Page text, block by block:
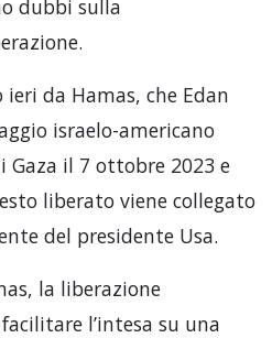
dubbi sulla
da Hamas, che Edan
israelo-americano
il 7 ottobre 2023 e
liberato viene collegato
del presidente Usa.
la liberazione
l’intesa su una